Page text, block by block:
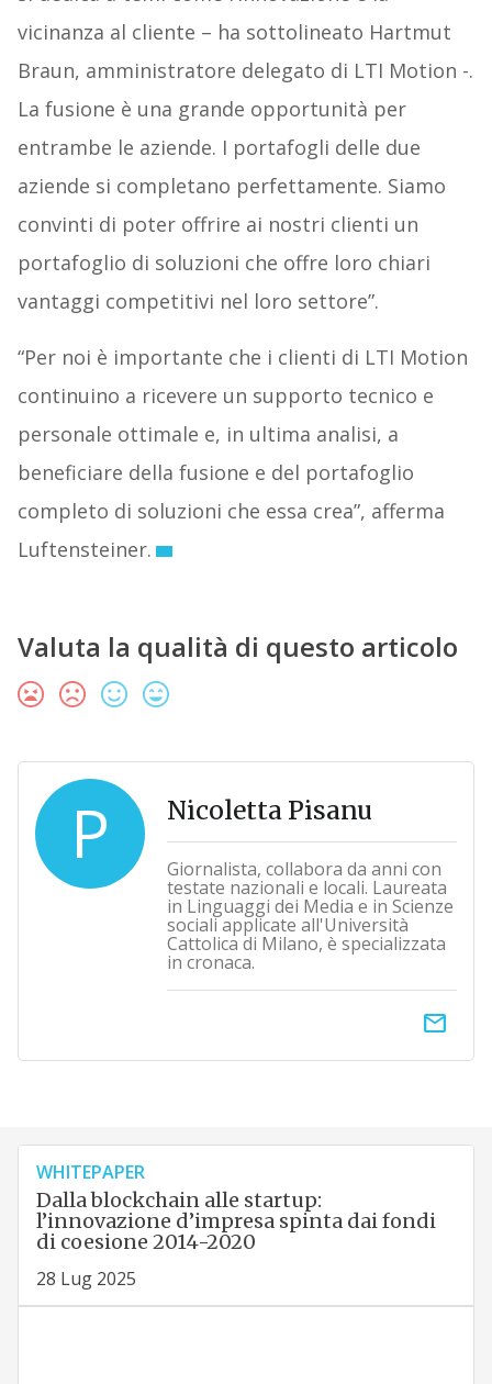
vicinanza al cliente – ha sottolineato Hartmut
Braun, amministratore delegato di LTI Motion -.
La fusione è una grande opportunità per
entrambe le aziende. I portafogli delle due
aziende si completano perfettamente. Siamo
convinti di poter offrire ai nostri clienti un
portafoglio di soluzioni che offre loro chiari
vantaggi competitivi nel loro settore”.
“Per noi è importante che i clienti di LTI Motion
continuino a ricevere un supporto tecnico e
personale ottimale e, in ultima analisi, a
beneficiare della fusione e del portafoglio
completo di soluzioni che essa crea”, afferma
Luftensteiner.
Valuta la qualità di questo articolo
P Nicoletta Pisanu
Giornalista, collabora da anni con
testate nazionali e locali. Laureata
in Linguaggi dei Media e in Scienze
sociali applicate all'Università
Cattolica di Milano, è specializzata
in cronaca.
email
WHITEPAPER
Dalla blockchain alle startup:
l’innovazione d’impresa spinta dai fondi
di coesione 2014-2020
28 Lug 2025